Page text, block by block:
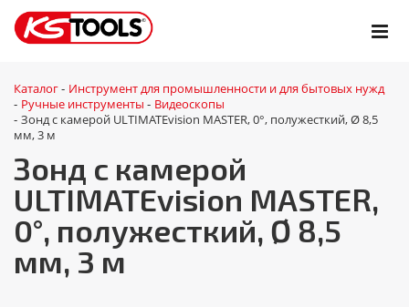
Каталог - Инструмент для промышленности и для бытовых нужд
- Ручные инструменты - Видеоскопы
- Зонд с камерой ULTIMATEvision MASTER, 0°, полужесткий, Ø 8,5
мм, 3 м
Зонд с камерой
ULTIMATEvision MASTER,
0°, полужесткий, Ø 8,5
мм, 3 м